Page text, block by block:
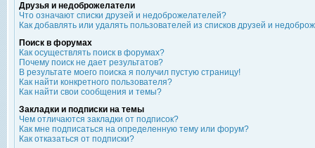
Друзья и недоброжелатели
Что означают списки друзей и недоброжелателей?
Как добавлять или удалять пользователей из списков друзей и
Поиск в форумах
Как осуществлять поиск в форумах?
Почему поиск не дает результатов?
В результате моего поиска я получил пустую страницу!
Как найти конкретного пользователя?
Как найти свои сообщения и темы?
Закладки и подписки на темы
Чем отличаются закладки от подписок?
Как мне подписаться на определенную тему или форум?
Как отказаться от подписки?